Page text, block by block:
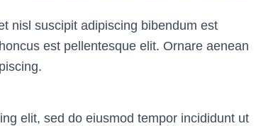
nisl suscipit adipiscing bibendum est
est pellentesque elit. Ornare aenean
elit, sed do eiusmod tempor incididunt ut